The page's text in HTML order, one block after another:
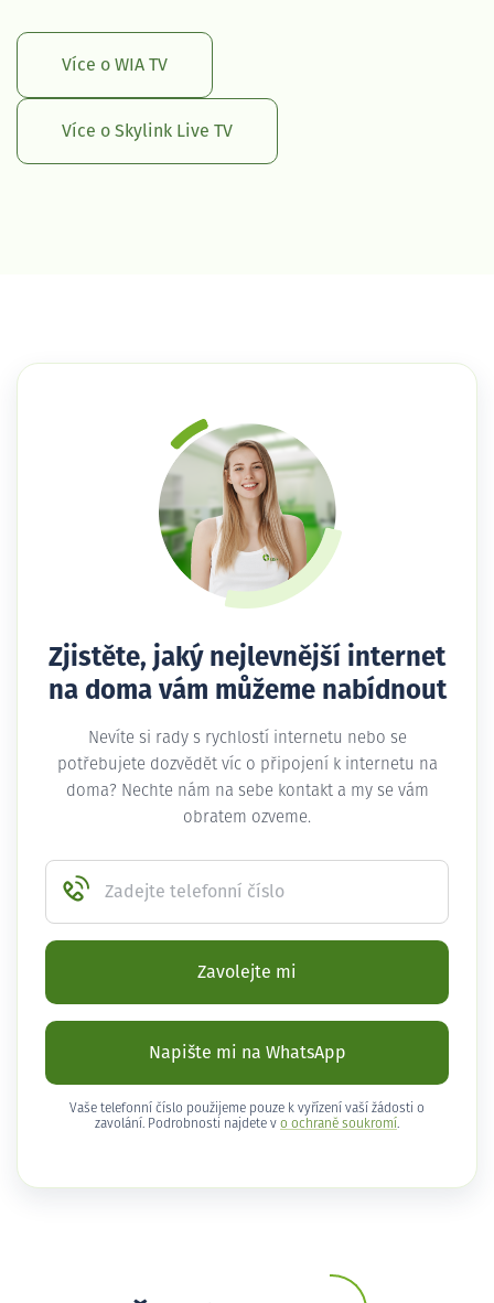
Více o WIA TV
Více o Skylink Live TV
Zjistěte, jaký nejlevnější internet
na doma vám můžeme nabídnout
Nevíte si rady s rychlostí internetu nebo se
potřebujete dozvědět víc o připojení k internetu na
doma? Nechte nám na sebe kontakt a my se vám
obratem ozveme.
Zadejte telefonní číslo
Zavolejte mi
Napište mi na WhatsApp
Vaše telefonní číslo použijeme pouze k vyřízení vaší žádosti o
zavolání. Podrobnosti najdete v o ochraně soukromí .